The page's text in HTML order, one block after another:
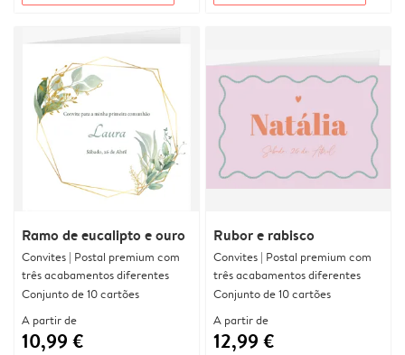
Ramo de eucalipto e ouro
Convites | Postal premium com
três acabamentos diferentes
Conjunto de 10 cartões
A partir de
10,99 €
Rubor e rabisco
Convites | Postal premium com
três acabamentos diferentes
Conjunto de 10 cartões
A partir de
12,99 €